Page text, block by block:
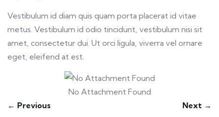
Vestibulum id diam quis quam porta placerat id vitae
metus. Vestibulum id odio tincidunt, vestibulum nisi sit
amet, consectetur dui. Ut orci ligula, viverra vel ornare
eget, eleifend at est.
No Attachment Found
← Previous
Next →